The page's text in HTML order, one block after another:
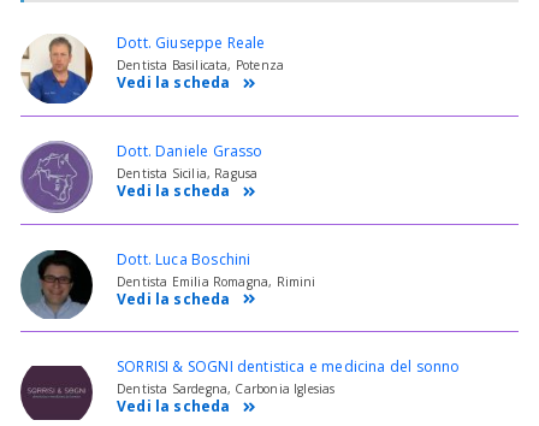
Dott. Giuseppe Reale
Dentista Basilicata, Potenza
Vedi la scheda
Dott. Daniele Grasso
Dentista Sicilia, Ragusa
Vedi la scheda
Dott. Luca Boschini
Dentista Emilia Romagna, Rimini
Vedi la scheda
SORRISI & SOGNI dentistica e medicina del sonno
Dentista Sardegna, Carbonia Iglesias
Vedi la scheda